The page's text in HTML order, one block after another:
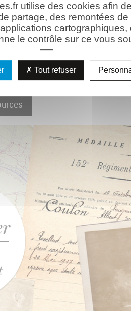
utilise des cookies afin
partage, des remontées
cartographiques,
le contrôle sur ce vous
Tout refuser